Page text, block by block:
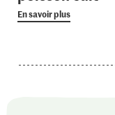
En savoir plus